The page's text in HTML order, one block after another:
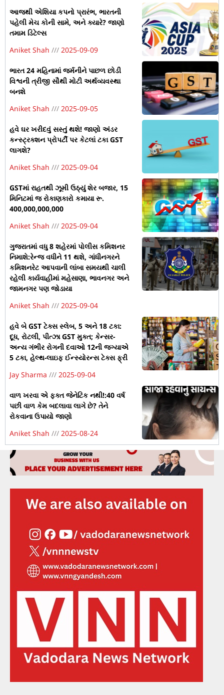
આજથી એશિયા કપનો પ્રારંભ, ભારતની
પહેલી મેચ કોની સામે, અને ક્યારે? જાણો
તમામ ડિટેલ્સ
Aniket Shah
2025-09-09
ભારત 24 મહિનામાં જર્મનીને પાછળ છોડી
વિશ્વની ત્રીજી સૌથી મોટી અર્થવ્યવસ્થા
બનશે
Aniket Shah
2025-09-05
હવે ઘર ખરીદવું સસ્તું થશે! જાણો અંડર
કન્સ્ટ્રક્શન પ્રોપર્ટી પર કેટલાં ટકા GST
લાગશે?
Aniket Shah
2025-09-04
GSTમાં રાહતથી ઝૂમી ઉઠ્યું શેર બજાર, 15
મિનિટમાં જ રોકાણકારો કમાયા રૂ.
400,000,000,000
Aniket Shah
2025-09-04
ગુજરાતમાં વધુ 8 શહેરમાં પોલીસ કમિશનર
નિમાશે:રેન્જ વધીને 11 થશે, ગાંધીનગરને
કમિશનરેટ આપવાની લાંબા સમયથી ચાલી
રહેલી કાર્યવાહીમાં મહેસાણા, ભાવનગર અને
જામનગર પણ જોડાયા
Aniket Shah
2025-09-04
હવે બે GST ટેક્સ સ્લેબ, 5 અને 18 ટકા:
દૂધ, રોટલી, પીત્ઝા GST મુક્ત; કેન્સર-
અન્ય ગંભીર રોગની દવાઓ 12ની જગ્યાએ
5 ટકા, હેલ્થ-લાઇફ ઈન્સ્યોરન્સ ટેક્સ ફ્રી
Jay Sharma
2025-09-04
વાળ ખરવા એ ફક્ત જેનેટિક નથી!:40 વર્ષ
પછી વાળ કેમ બદલાવા લાગે છે? તેને
રોકવાના ઉપાયો જાણો
Aniket Shah
2025-08-24